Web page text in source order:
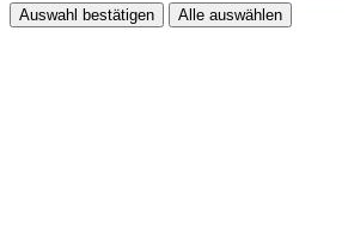
Auswahl bestätigen Alle auswählen